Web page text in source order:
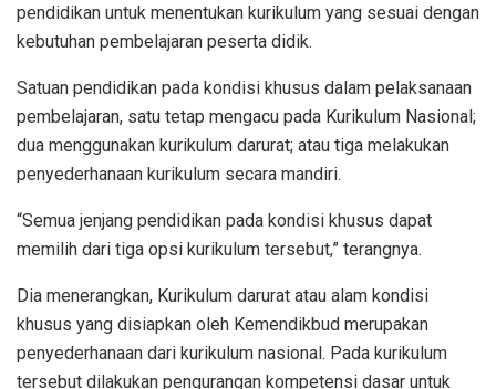
pendidikan untuk menentukan kurikulum yang sesuai dengan
kebutuhan pembelajaran peserta didik.
Satuan pendidikan pada kondisi khusus dalam pelaksanaan
pembelajaran, satu tetap mengacu pada Kurikulum Nasional;
dua menggunakan kurikulum darurat; atau tiga melakukan
penyederhanaan kurikulum secara mandiri.
“Semua jenjang pendidikan pada kondisi khusus dapat
memilih dari tiga opsi kurikulum tersebut,” terangnya.
Dia menerangkan, Kurikulum darurat atau alam kondisi
khusus yang disiapkan oleh Kemendikbud merupakan
penyederhanaan dari kurikulum nasional. Pada kurikulum
tersebut dilakukan pengurangan kompetensi dasar untuk